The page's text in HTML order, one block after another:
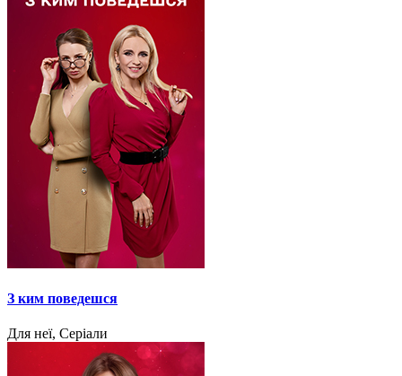
З ким поведешся
Для неї, Серіали